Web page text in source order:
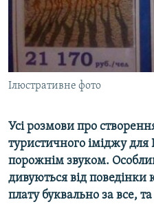
ВІДЕОУРОКИ «ELIFBE»
СВІДЧЕННЯ ОКУПАЦІЇ
УКРАЇНСЬКА ПРОБЛЕМА КРИМУ
ІНФОГРАФІКА
Русский
Qırımtatar
ДОЛУЧАЙСЯ!
Усі сайти RFE/RL
Ілюстративне фото
Усі розмови про
туристичного іміджу
порожнім звуком.
дивуються від поведінки
плату буквально за все,